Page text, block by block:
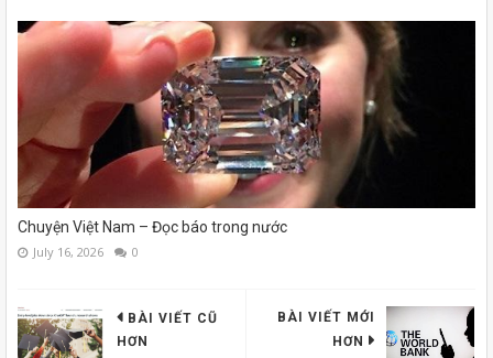
Chuyện Việt Nam – Đọc báo trong nước
July 16, 2026 0
BÀI VIẾT MỚI
HƠN
BÀI VIẾT CŨ
HƠN